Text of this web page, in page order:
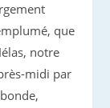
que
notre
midi par